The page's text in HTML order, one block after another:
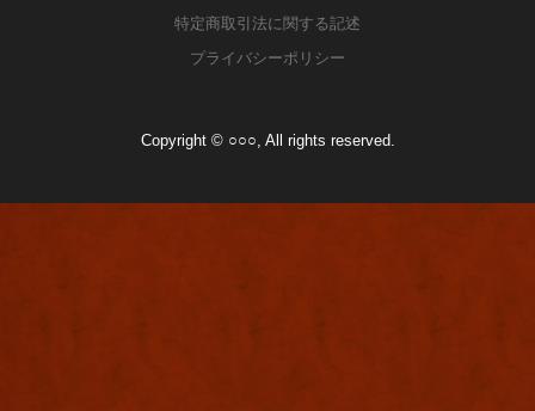
特定商取引法に関する記述
プライバシーポリシー
Copyright © ○○○, All rights reserved.